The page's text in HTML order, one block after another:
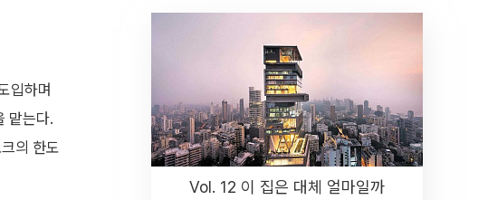
입하며
맡는다.
의 한도
Vol. 12 이 집은 대체 얼마일까